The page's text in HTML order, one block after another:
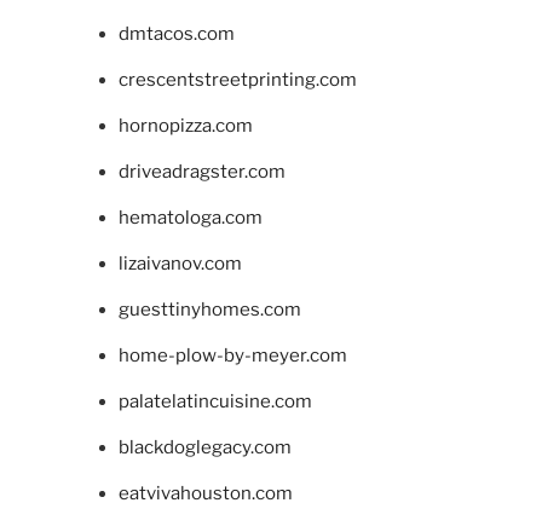
dmtacos.com
crescentstreetprinting.com
hornopizza.com
driveadragster.com
hematologa.com
lizaivanov.com
guesttinyhomes.com
home-plow-by-meyer.com
palatelatincuisine.com
blackdoglegacy.com
eatvivahouston.com